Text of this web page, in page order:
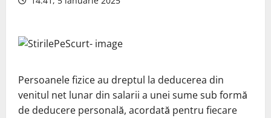
Persoanele fizice au dreptul la deducerea din
venitul net lunar din salarii a unei sume sub formă
de deducere personală, acordată pentru fiecare